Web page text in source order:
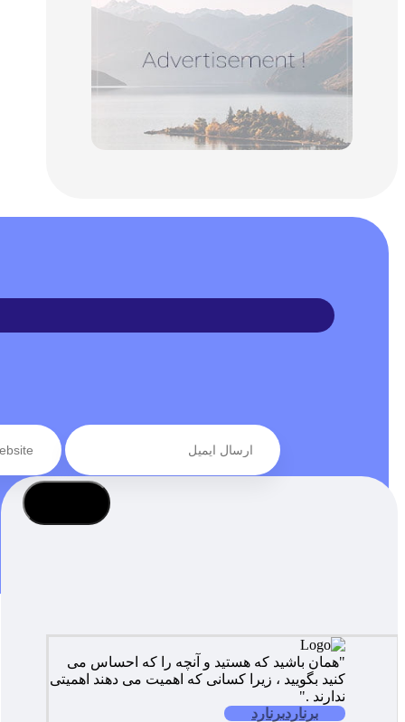
"همان باشید که هستید و آنچه را که احساس می
کنید بگویید ، زیرا کسانی که اهمیت می دهند اهمیتی
ندارند ."
برناردبرنارد